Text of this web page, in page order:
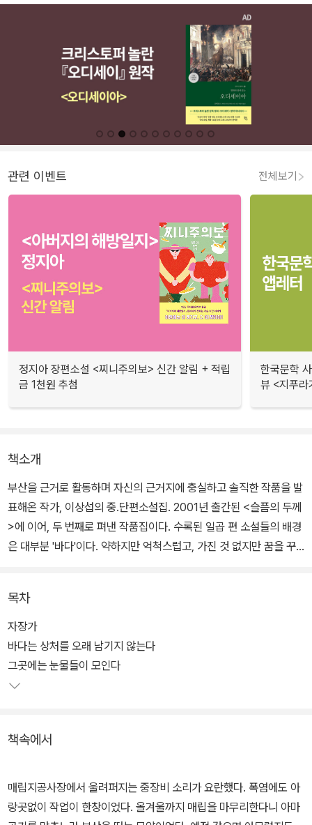
관련 이벤트 전체보기
정지아 장편소설 <찌니주의보> 신간 알림 + 적립
금 1천원 추첨
한국문학
뷰 <지푸라
책소개
부산을 근거로 활동하며 자신의 근거지에 충실하고 솔직한 작품을 발
표해온 작가, 이상섭의 중.단편소설집. 2001년 출간된 <슬픔의 두께
>에 이어, 두 번째로 펴낸 작품집이다. 수록된 일곱 편 소설들의 배경
은 대부분 '바다'이다. 약하지만 억척스럽고, 가진 것 없지만 꿈을 꾸
씬 풍긴다.
표제작 '그곳에는 눈물들이 모인다'는 2002년 제5회 창비신인소설
상을 수상한 작품. 소설의 주 무대는 난전이 펼쳐진 어시장 골목이다.
무능한 사위가 못마땅하기만 한 억척스러운 장모와, 어시장에 새로이
삶의 애환을 질박하게 그려내면서도, 작가의 시선은 세태와 현실을
날카롭게 꼬집는 일을 게을리하지 않는다. 한일 어업협정으로 물길을
잃고 방황하는 어부, 불법체류중인 양식장의 이주노동자... 바닷가를
목차
자장가
바다는 상처를 오래 남기지 않는다
그곳에는 눈물들이 모인다
책속에서
매립지공사장에서 울려퍼지는 중장비 소리가 요란했다. 폭염에도 아
랑곳없이 작업이 한창이었다. 올겨울까지 매립을 마무리한다니 아마